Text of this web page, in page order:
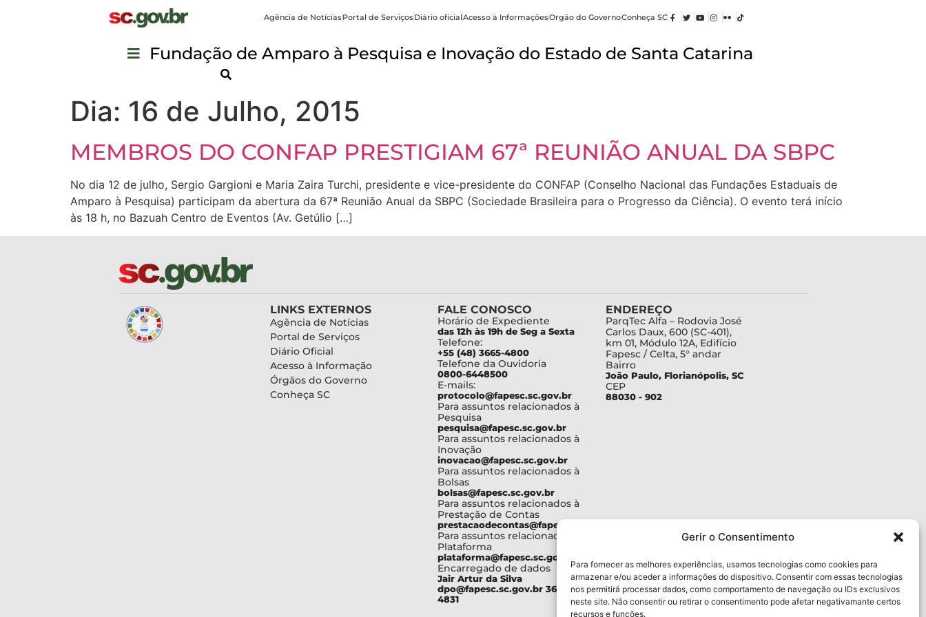
Gerir o Consentimento
Para fornecer as melhores experiências, usamos tecnologias como cookies para
armazenar e/ou aceder a informações do dispositivo. Consentir com essas tecnologias
nos permitirá processar dados, como comportamento de navegação ou IDs exclusivos
neste site. Não consentir ou retirar o consentimento pode afetar negativamante certos
recursos e funções.
Agência de NotíciasPortal de ServiçosDiário oficialAcesso à InformaçõesOrgão do GovernoConheça SC
Fundação de Amparo à Pesquisa e Inovação do Estado de Santa Catarina
Dia: 16 de Julho, 2015
MEMBROS DO CONFAP PRESTIGIAM 67ª REUNIÃO ANUAL DA SBPC
No dia 12 de julho, Sergio Gargioni e Maria Zaira Turchi, presidente e vice-presidente do CONFAP (Conselho Nacional das Fundações Estaduais de
Amparo à Pesquisa) participam da abertura da 67ª Reunião Anual da SBPC (Sociedade Brasileira para o Progresso da Ciência). O evento terá início
às 18 h, no Bazuah Centro de Eventos (Av. Getúlio […]
LINKS EXTERNOS
Agência de Notícias
Portal de Serviços
Diário Oficial
Acesso à Informação
Órgãos do Governo
Conheça SC
FALE CONOSCO
Horário de Expediente
das 12h às 19h de Seg a Sexta
Telefone:
+55 (48) 3665-4800
Telefone da Ouvidoria
0800-6448500
E-mails:
protocolo@fapesc.sc.gov.br
Para assuntos relacionados à
Pesquisa
pesquisa@fapesc.sc.gov.br
Para assuntos relacionados à
Inovação
inovacao@fapesc.sc.gov.br
Para assuntos relacionados à
Bolsas
bolsas@fapesc.sc.gov.br
Para assuntos relacionados à
Prestação de Contas
prestacaodecontas@fapesc.sc.gov.br
Para assuntos relacionados à
Plataforma
plataforma@fapesc.sc.gov.br
Encarregado de dados
Jair Artur da Silva
dpo@fapesc.sc.gov.br 3665-
4831
ENDEREÇO
ParqTec Alfa – Rodovia José
Carlos Daux, 600 (SC-401),
km 01, Módulo 12A, Edifício
Fapesc / Celta, 5° andar
Bairro
João Paulo, Florianópolis, SC
CEP
88030 - 902